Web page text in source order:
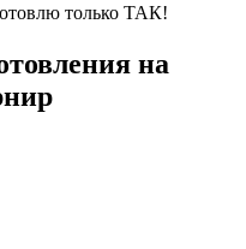
только ТАК!
на